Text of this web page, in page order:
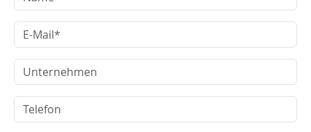
E-Mail
Unternehmen
Telefon